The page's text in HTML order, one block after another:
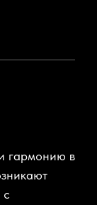
гармонию в
с